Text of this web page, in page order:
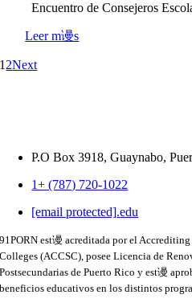
Encuentro de Consejeros
Leer m谩s
1 2Next
P.O Box 3918,Guaynabo,
1+ (787) 720-1022
[email protected].edu
91PORN est谩 acreditada por el
Colleges (ACCSC), posee Licencia de
Postsecundarias de Puerto Rico y est谩
beneficios educativos en los distintos